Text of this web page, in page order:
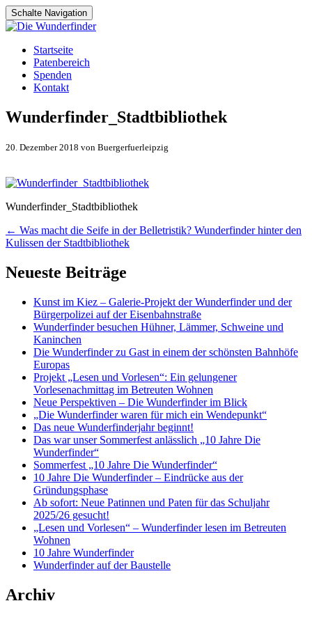
Schalte Navigation
Zum
Inhalt
springen
Startseite
Patenbereich
Spenden
Kontakt
Wunderfinder_Stadtbibliothek
20. Dezember 2018 von Buergerfuerleipzig
Wunderfinder_Stadtbibliothek
Artikel-
Navigation
← Was macht die Seife in der Belletristik? Wunderfinder hinter den
Kulissen der Stadtbibliothek
Neueste Beiträge
Kunst im Kiez – Galerie-Projekt der Wunderfinder und der
Bürgerpolizei auf der Eisenbahnstraße
Wunderfinder besuchen Hühner, Lämmer, Schweine und
Kaninchen
Die Wunderfinder zu Gast in einem der schönsten Bahnhöfe
Europas
Projekt „Lesen und Vorlesen“: Ein gelungener
Vorlesenachmittag im Betreuten Wohnen
Neue Perspektiven – Die Wunderfinder im Blick
„Die Wunderfinder waren für mich ein Wendepunkt“
Das neue Wunderfinderjahr beginnt!
Das war unser Sommerfest anlässlich „10 Jahre Die
Wunderfinder“
Sommerfest „10 Jahre Die Wunderfinder“
10 Jahre Die Wunderfinder – Eindrücke aus der
Gründungsphase
Ab sofort: Neue Patinnen und Paten für das Schuljahr
2025/26 gesucht!
„Lesen und Vorlesen“ – Wunderfinder lesen im Betreuten
Wohnen
10 Jahre Wunderfinder
Wunderfinder auf der Baustelle
Archiv